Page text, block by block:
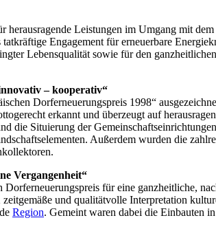
herausragende Leistungen im Umgang mit
Engagement für erneuerbare
Lebensqualität sowie für den
– kooperativ“
Dorferneuerungspreis 1998“
erkannt und überzeugt auf
die Situierung der
Außerdem wurden die
Vergangenheit“
für eine ganzheitliche,
und qualitätvolle Interpretation
Region. Gemeint waren dabei die Einbauten